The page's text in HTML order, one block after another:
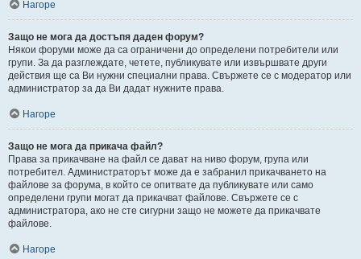
Нагоре
Защо не мога да достъпя даден форум?
Някои форуми може да са ограничени до определени потребители или
групи. За да разглеждате, четете, публикувате или извършвате други
действия ще са Ви нужни специални права. Свържете се с модератор или
администратор за да Ви дадат нужните права.
Нагоре
Защо не мога да прикача файл?
Права за прикачване на файл се дават на ниво форум, група или
потребител. Администраторът може да е забранил прикачването на
файлове за форума, в който се опитвате да публикувате или само
определени групи могат да прикачват файлове. Свържете се с
администратора, ако не сте сигурни защо не можете да прикачвате
файлове.
Нагоре